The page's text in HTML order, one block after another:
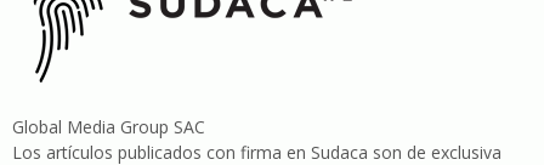
Global Media Group SAC
Los artículos publicados con firma en Sudaca son de exclusiva